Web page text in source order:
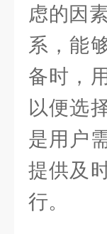
虑的因
系，能
备时，
以便选
是用户
提供及
行。